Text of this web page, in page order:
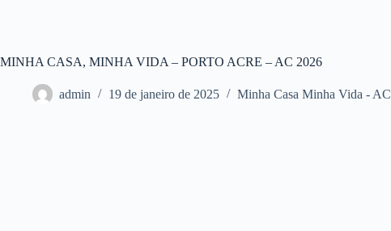
MINHA CASA, MINHA VIDA – PORTO ACRE – AC 2026
admin 19 de janeiro de 2025 Minha Casa Minha Vida - AC